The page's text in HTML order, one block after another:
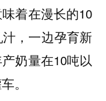
着在漫长的10
，一边孕育新
奶量在10吨以
。